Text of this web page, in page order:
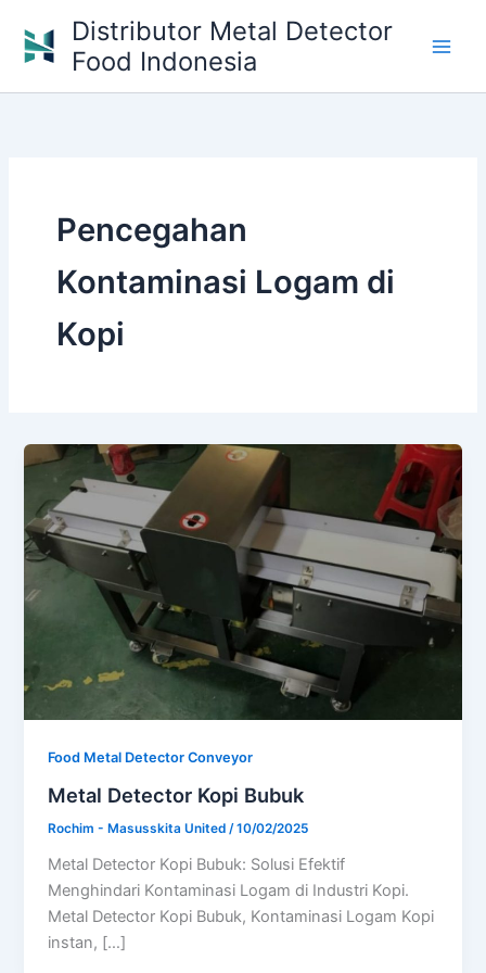
content
Distributor Metal Detector
Food Indonesia
Pencegahan
Kontaminasi Logam di
Kopi
Food Metal Detector Conveyor
Metal Detector Kopi Bubuk
Rochim - Masusskita United /10/02/2025
Metal Detector Kopi Bubuk: Solusi Efektif
Menghindari Kontaminasi Logam di Industri Kopi.
Metal Detector Kopi Bubuk, Kontaminasi Logam Kopi
instan, […]